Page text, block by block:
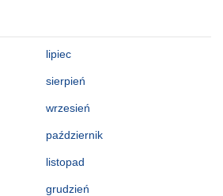
lipiec
sierpień
wrzesień
październik
listopad
grudzień